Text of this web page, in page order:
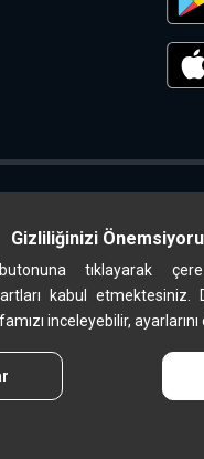
METAL SAN. ve TİC. A.Ş. online
Saklıdır.
Gizliliğinizi
tıklayarak
kabul etmektesiniz.
inceleyebilir,